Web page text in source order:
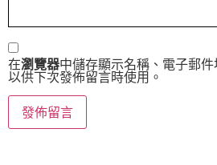
在瀏覽器中儲存顯示名稱、電子郵
以供下次發佈留言時使用。